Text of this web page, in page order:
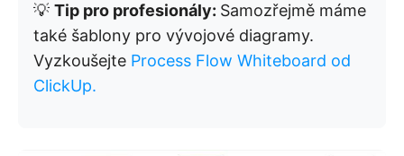
💡 Tip pro profesionály: Samozřejmě máme
také šablony pro vývojové diagramy.
Vyzkoušejte Process Flow Whiteboard od
ClickUp.